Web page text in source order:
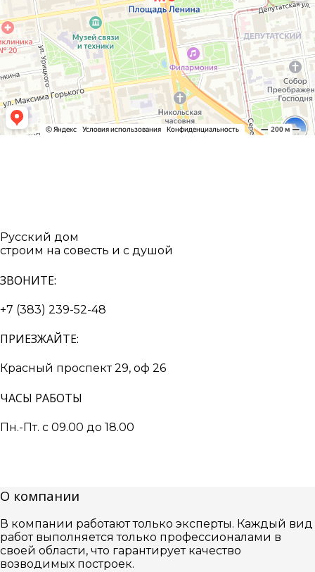
Русский дом
строим на совесть и с душой
ЗВОНИТЕ:
+7 (383) 239-52-48
ПРИЕЗЖАЙТЕ:
Красный проспект 29, оф 26
ЧАСЫ РАБОТЫ
Пн.-Пт. с 09.00 до 18.00
О компании
В компании работают только эксперты. Каждый вид
работ выполняется только профессионалами в
своей области, что гарантирует качество
возводимых построек.